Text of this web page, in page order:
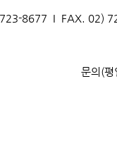
8677 I FAX. 02)
문의(